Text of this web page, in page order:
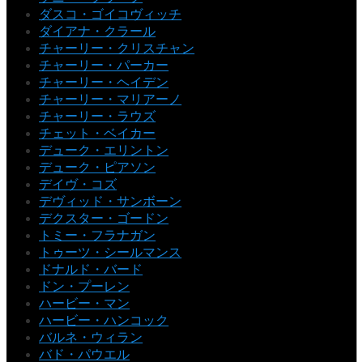
ダスコ・ゴイコヴィッチ
ダイアナ・クラール
チャーリー・クリスチャン
チャーリー・パーカー
チャーリー・ヘイデン
チャーリー・マリアーノ
チャーリー・ラウズ
チェット・ベイカー
デューク・エリントン
デューク・ピアソン
デイヴ・コズ
デヴィッド・サンボーン
デクスター・ゴードン
トミー・フラナガン
トゥーツ・シールマンス
ドナルド・バード
ドン・プーレン
ハービー・マン
ハービー・ハンコック
バルネ・ウィラン
バド・パウエル